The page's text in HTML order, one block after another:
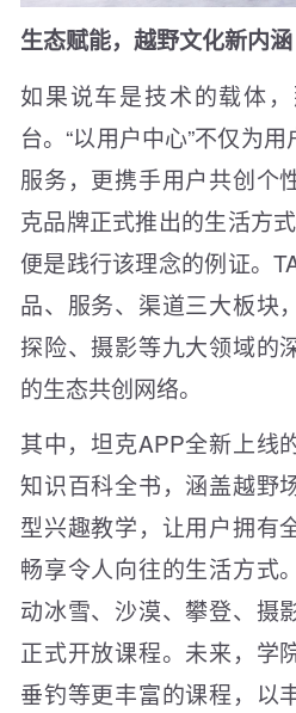
生态赋能，越野文化新内涵
如果说车是技术的载体
台。“以用户中心”不仅为
服务，更携手用户共创个
克品牌正式推出的生活方
便是践行该理念的例证。
品、服务、渠道三大板块
探险、摄影等九大领域的
的生态共创网络。
其中，坦克APP全新上线
知识百科全书，涵盖越野
型兴趣教学，让用户拥有
畅享令人向往的生活方式
动冰雪、沙漠、攀登、摄
正式开放课程。未来，学
垂钓等更丰富的课程，以